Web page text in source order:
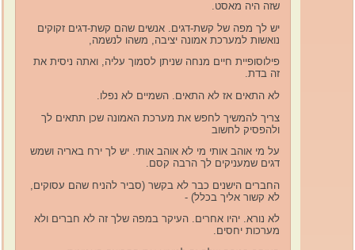
שזה היה מאסט.
יש לך מפה של קשת-דגים. אנשים שהם קשת-דגים זקוקים
נואשות למערכת אמונה יציבה, משהו לנשמה,
פילוסופיית חיים מנחה שניתן לסמוך עליה, ואתה ניסית את
זה בדת.
לא התאים אז לא התאים. השמיים לא נפלו.
צריך להמשיך לחפש את מערכת האמונה שכן תתאים לך
ולהפסיק לחשוב
על מי אוהב אותי מי לא אוהב אותי. יש לך ירח באריה ושמש
דגים שמעניקים לך הרבה קסם.
החברים הישנים כבר לא בקשר (סביר להניח שהם עסוקים,
לא קשור אליך בכלל) -
לא נורא. יהיו אחרים. העיקר במפה שלך זה לא חברים ולא
מערכות יחסים.